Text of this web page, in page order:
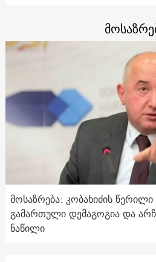
მოსაზრება: კობახიძის
გამართული დემაგოგია და
ნაწილი